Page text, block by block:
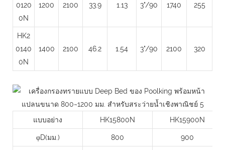
0120
0N
1200 2100 33.9 1.13 3"/90 1740 255
HK2
0140
0N
1400 2100 46.2 1.54 3"/90 2100 320
แบบอย่าง HK15800N HK15900N
φD(มม.) 800 900